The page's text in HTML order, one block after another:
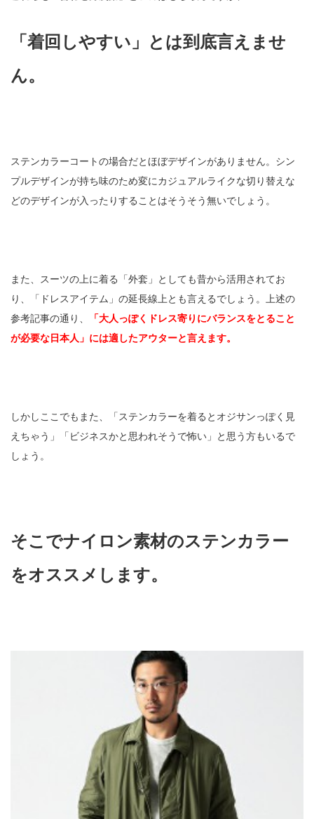
「着回しやすい」とは到底言えませ
ん。
ステンカラーコートの場合だとほぼデザインがありません。シン
プルデザインが持ち味のため変にカジュアルライクな切り替えな
どのデザインが入ったりすることはそうそう無いでしょう。
また、スーツの上に着る「外套」としても昔から活用されてお
り、「ドレスアイテム」の延長線上とも言えるでしょう。上述の
参考記事の通り、
「大人っぽくドレス寄りにバランスをとること
が必要な日本人」には適したアウターと言えます。
しかしここでもまた、「ステンカラーを着るとオジサンっぽく見
えちゃう」「ビジネスかと思われそうで怖い」と思う方もいるで
しょう。
そこでナイロン素材のステンカラー
をオススメします。